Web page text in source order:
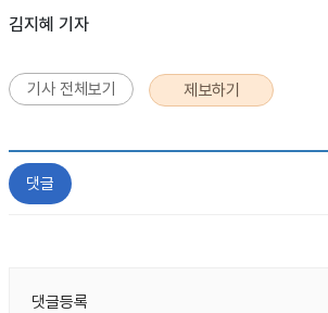
김지혜 기자
기사 전체보기 제보하기
댓글
댓글등록